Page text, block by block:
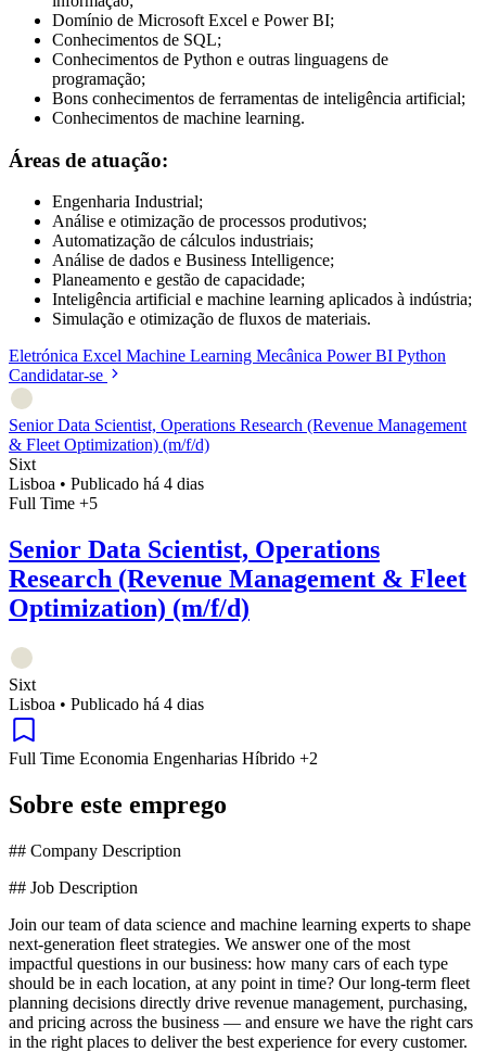
Domínio de Microsoft Excel e Power BI;
Conhecimentos de SQL;
Conhecimentos de Python e outras linguagens de
programação;
Bons conhecimentos de ferramentas de inteligência artificial;
Conhecimentos de machine learning.
Áreas de atuação:
Engenharia Industrial;
Análise e otimização de processos produtivos;
Automatização de cálculos industriais;
Análise de dados e Business Intelligence;
Planeamento e gestão de capacidade;
Inteligência artificial e machine learning aplicados à indústria;
Simulação e otimização de fluxos de materiais.
Eletrónica Excel Machine Learning Mecânica Power BI Python
Candidatar-se
Senior Data Scientist, Operations Research (Revenue Management
& Fleet Optimization) (m/f/d)
Sixt
Lisboa • Publicado há 4 dias
Full Time +5
Senior Data Scientist, Operations
Research (Revenue Management & Fleet
Optimization) (m/f/d)
Sixt
Lisboa • Publicado há 4 dias
Full Time Economia Engenharias Híbrido +2
Sobre este emprego
## Company Description
## Job Description
Join our team of data science and machine learning experts to shape
next-generation fleet strategies. We answer one of the most
impactful questions in our business: how many cars of each type
should be in each location, at any point in time? Our long-term fleet
planning decisions directly drive revenue management, purchasing,
and pricing across the business — and ensure we have the right cars
in the right places to deliver the best experience for every customer.